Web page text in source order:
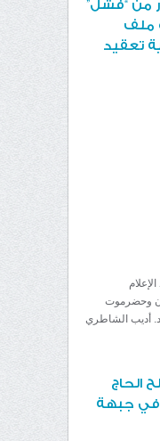
من “فشل”
ملف
تعقيد
وحضرموت
د. أديب الشاطري
الحاج
في جبهة